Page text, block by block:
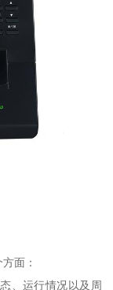
面：
、运行情况以及周